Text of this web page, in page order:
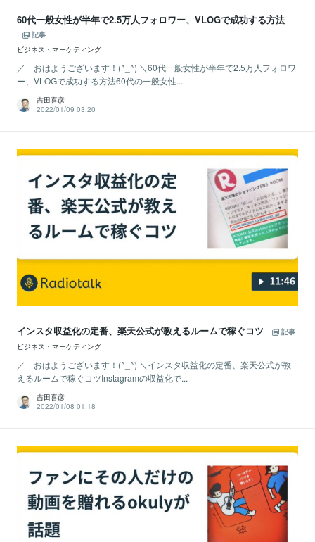
60代一般女性が半年で2.5万人フォロワー、VLOGで成功する方法
記事
ビジネス・マーケティング
／ おはようございます！(^_^) ＼60代一般女性が半年で2.5万人フォロワ
ー、VLOGで成功する方法60代の一般女性...
吉田喜彦
2022/01/09 03:20
インスタ収益化の定番、楽天公式が教えるルームで稼ぐコツ
記事
ビジネス・マーケティング
／ おはようございます！(^_^) ＼インスタ収益化の定番、楽天公式が教
えるルームで稼ぐコツInstagramの収益化で...
吉田喜彦
2022/01/08 01:18